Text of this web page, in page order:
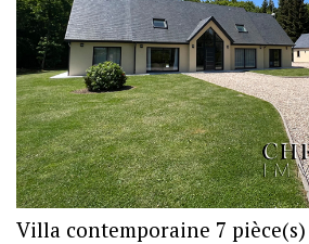
Villa contemporaine 7 pièce(s)